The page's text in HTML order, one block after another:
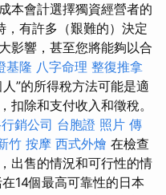
本會計選擇獨資經營者的
，有許多（艱難的）決定
影響，甚至您將能夠以合
基隆 八字命理 整復推拿
”的所得稅方法可能是適
扣除和支付收入和徵稅。
銷公司 台胞證 照片 傳
竹 按摩 西式外燴 在檢查
出售的情況和可行性的情
14個最高可靠性的日本